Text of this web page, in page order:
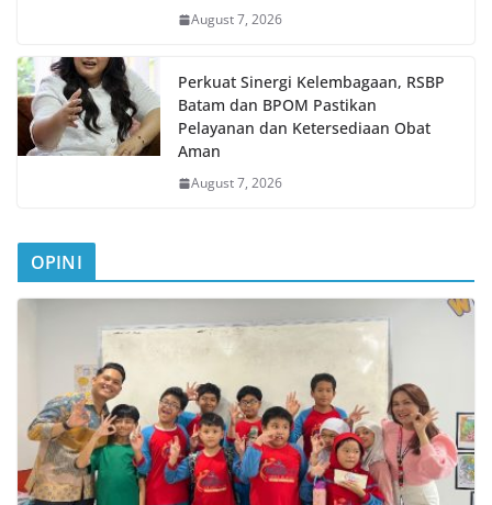
August 7, 2026
Perkuat Sinergi Kelembagaan, RSBP
Batam dan BPOM Pastikan
Pelayanan dan Ketersediaan Obat
Aman
August 7, 2026
OPINI